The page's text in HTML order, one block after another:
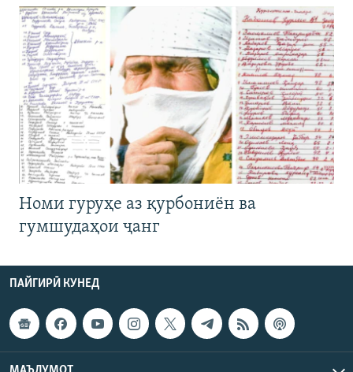
Номи гуруҳе аз қурбониён ва
гумшудаҳои ҷанг
ПАЙГИРӢ КУНЕД